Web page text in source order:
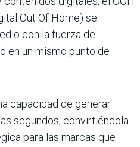
Out Of Home) se
con la fuerza de
en un mismo punto de
capa­cidad de generar
segundos, convirtiéndola
para las mar­cas que